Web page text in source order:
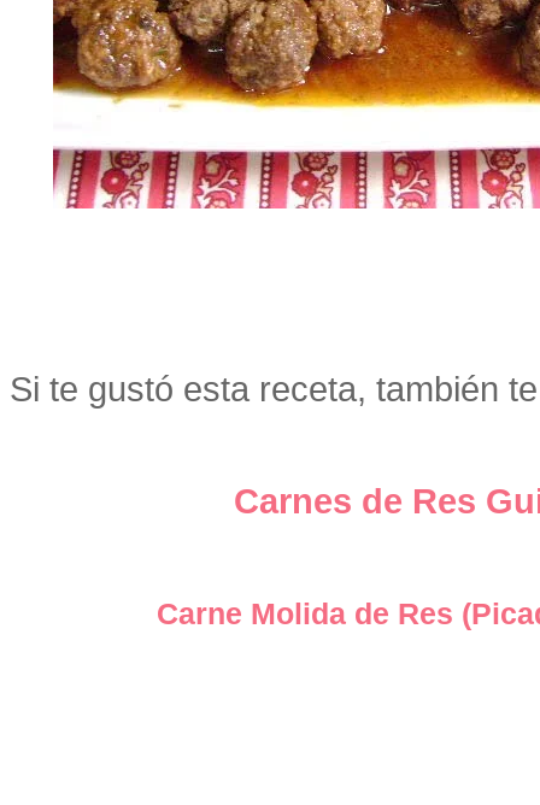
Si te gustó esta receta, también
Carnes de Res
Carne Molida de Res